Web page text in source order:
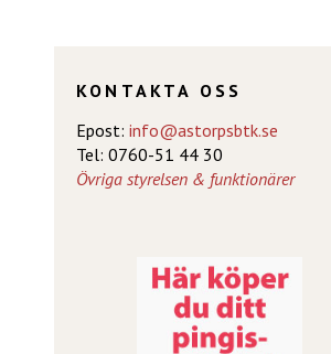
KONTAKTA OSS
Epost: info@astorpsbtk.se
Tel: 0760-51 44 30
Övriga styrelsen & funktionärer